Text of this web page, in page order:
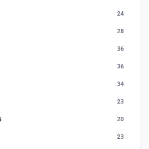
24
28
36
36
34
23
20
23